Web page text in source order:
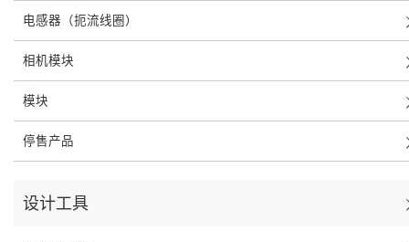
电感器（扼流线圈）
相机模块
模块
停售产品
设计工具